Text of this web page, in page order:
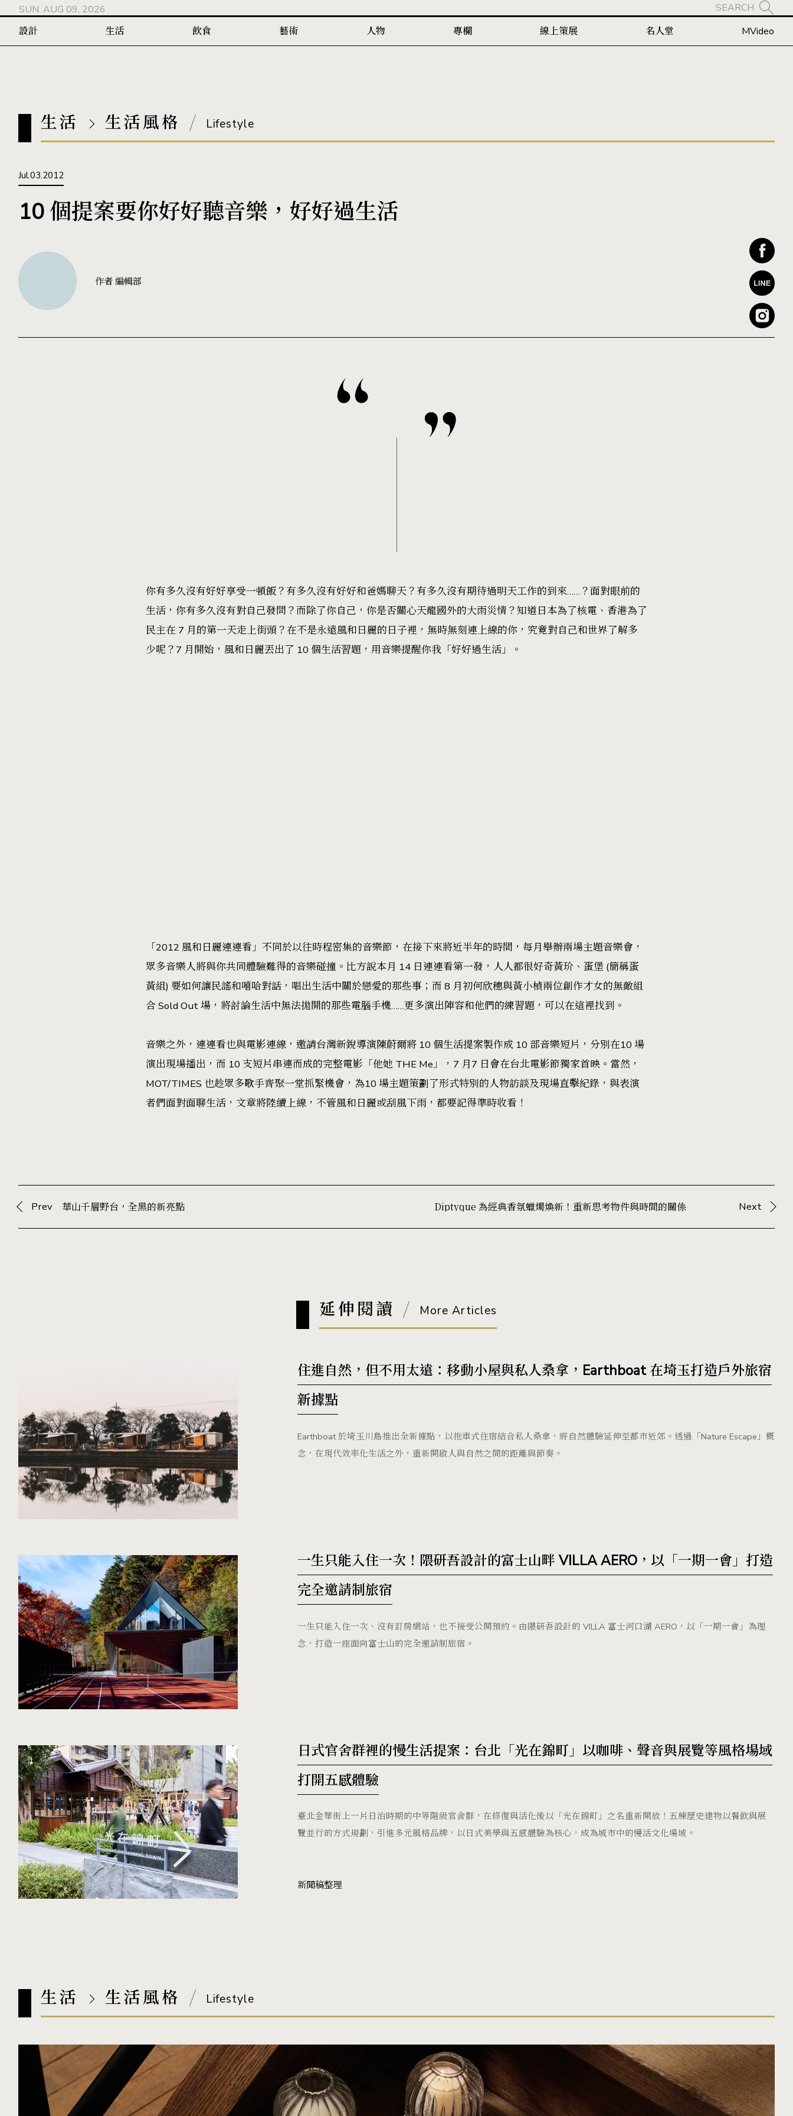
SUN. AUG 09, 2026
SEARCH
設計
生活 飲食 藝術 人物 專欄 線上策展 名人堂 MVideo
生活 生活風格 Lifestyle
Jul.03.2012
10 個提案要你好好聽音樂，好好過生活
作者 編輯部
你有多久沒有好好享受一頓飯？有多久沒有好好和爸媽聊天？有多久沒有期待過明天工作的到來……？面對眼前的
生活，你有多久沒有對自己發問？而除了你自己，你是否關心天龍國外的大雨災情？知道日本為了核電、香港為了
民主在 7 月的第一天走上街頭？在不是永遠風和日麗的日子裡，無時無刻連上線的你，究竟對自己和世界了解多
少呢？7 月開始，風和日麗丟出了 10 個生活習題，用音樂提醒你我「好好過生活」。
「2012 風和日麗連連看」不同於以往時程密集的音樂節，在接下來將近半年的時間，每月舉辦兩場主題音樂會，
眾多音樂人將與你共同體驗難得的音樂碰撞。比方說本月 14 日連連看第一發，人人都很好奇黃玠、蛋堡 (簡稱蛋
黃組) 要如何讓民謠和嘻哈對話，唱出生活中關於戀愛的那些事；而 8 月初何欣穗與黃小楨兩位創作才女的無敵組
合 Sold Out 場，將討論生活中無法拋開的那些電腦手機……更多演出陣容和他們的練習題，可以在這裡找到。
音樂之外，連連看也與電影連線，邀請台灣新銳導演陳蔚爾將 10 個生活提案製作成 10 部音樂短片，分別在10 場
演出現場播出，而 10 支短片串連而成的完整電影 「他她 THE Me」 ，7 月7 日會在台北電影節獨家首映。當然，
MOT/TIMES 也趁眾多歌手齊聚一堂抓緊機會，為10 場主題策劃了形式特別的人物訪談及現場直擊紀錄，與表演
者們面對面聊生活，文章將陸續上線，不管風和日麗或刮風下雨，都要記得準時收看！
Prev 華山千層野台，全黑的新亮點 Diptyque 為經典香氛蠟燭煥新！重新思考物件與時間的關係 Next
延伸閱讀 More Articles
住進自然，但不用太遠：移動小屋與私人桑拿，Earthboat 在埼玉打造戶外旅宿
新據點
Earthboat 於埼玉川島推出全新據點，以拖車式住宿結合私人桑拿，將自然體驗延伸至都市近郊。透過「Nature Escape」概
念，在現代效率化生活之外，重新開啟人與自然之間的距離與節奏。
一生只能入住一次！隈研吾設計的富士山畔 VILLA AERO，以「一期一會」打造
完全邀請制旅宿
一生只能入住一次、沒有訂房網站，也不接受公開預約。由隈研吾設計的 VILLA 富士河口湖 AERO，以「一期一會」為理
念，打造一座面向富士山的完全邀請制旅宿。
日式官舍群裡的慢生活提案：台北「光在錦町」以咖啡、聲音與展覽等風格場域
打開五感體驗
臺北金華街上一片日治時期的中等階級官舍群，在修復與活化後以「光在錦町」之名重新開放！五棟歷史建物以餐飲與展
覽並行的方式規劃，引進多元風格品牌，以日式美學與五感體驗為核心，成為城市中的慢活文化場域。
新聞稿整理
生活 生活風格 Lifestyle